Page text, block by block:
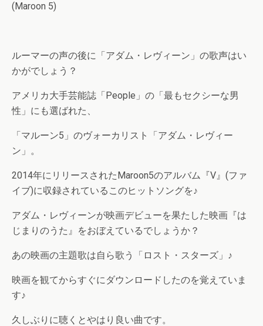
(Maroon 5)
ルーマーの声の後に「アダム・レヴィーン」の歌声はい
かがでしょう？
アメリカ大手芸能誌「People」の「最もセクシーな男
性」にも選ばれた、
「マルーン5」のヴォーカリスト「アダム・レヴィー
ン」。
2014年にリリースされたMaroon5のアルバム『V』(ファ
イブ)に収録されているこのヒットソングを♪
アダム・レヴィーンが映画デビューを果たした映画『は
じまりのうた』をおぼえているでしょうか？
あの映画の主題歌は自ら歌う「ロスト・スターズ」♪
映画を観てからすぐにダウンロードしたのを覚えていま
す♪
久しぶりに聴くとやはり良い曲です。